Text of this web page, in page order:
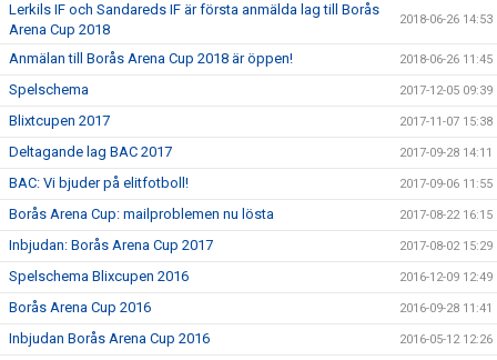
Lerkils IF och Sandareds IF är första anmälda lag till Borås
Arena Cup 2018
2018-06-26 14:53
Anmälan till Borås Arena Cup 2018 är öppen! 2018-06-26 11:45
Spelschema 2017-12-05 09:39
Blixtcupen 2017 2017-11-07 15:38
Deltagande lag BAC 2017 2017-09-28 14:11
BAC: Vi bjuder på elitfotboll! 2017-09-06 11:55
Borås Arena Cup: mailproblemen nu lösta 2017-08-22 16:15
Inbjudan: Borås Arena Cup 2017 2017-08-02 15:29
Spelschema Blixcupen 2016 2016-12-09 12:49
Borås Arena Cup 2016 2016-09-28 11:41
Inbjudan Borås Arena Cup 2016 2016-05-12 12:26